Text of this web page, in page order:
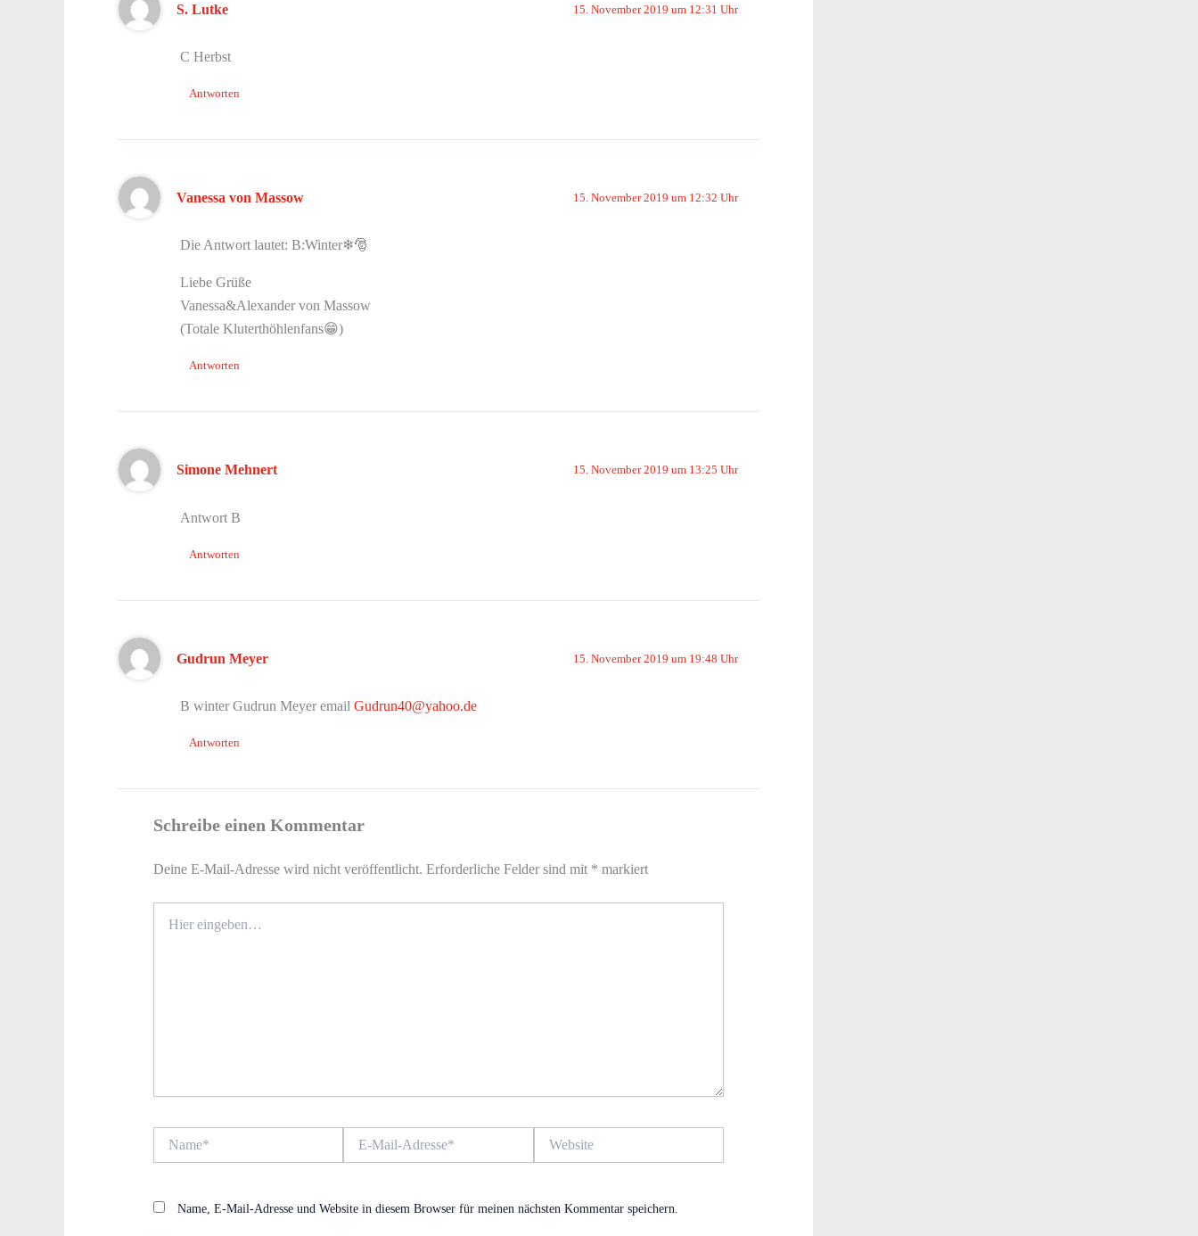
S. Lutke 15. November 2019 um 12:31 Uhr
C Herbst
Antworten
Vanessa von Massow 15. November 2019 um 12:32 Uhr
Die Antwort lautet: B:Winter❄🎅
Liebe Grüße
Vanessa&Alexander von Massow
(Totale Kluterthöhlenfans😁)
Antworten
Simone Mehnert 15. November 2019 um 13:25 Uhr
Antwort B
Antworten
Gudrun Meyer 15. November 2019 um 19:48 Uhr
B winter Gudrun Meyer email Gudrun40@yahoo.de
Antworten
Schreibe einen Kommentar
Deine E-Mail-Adresse wird nicht veröffentlicht. Erforderliche Felder sind mit * markiert
eingeben…
Mail-
Name, E-Mail-Adresse und Website in diesem Browser für meinen nächsten Kommentar speichern.